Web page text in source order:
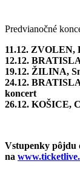
Predvianočné
11.12. ZVOLEN,
12.12.
19.12. ŽILINA,
24.12.
koncert
26.12. KOŠICE,
Vstupenky pôjdu
na